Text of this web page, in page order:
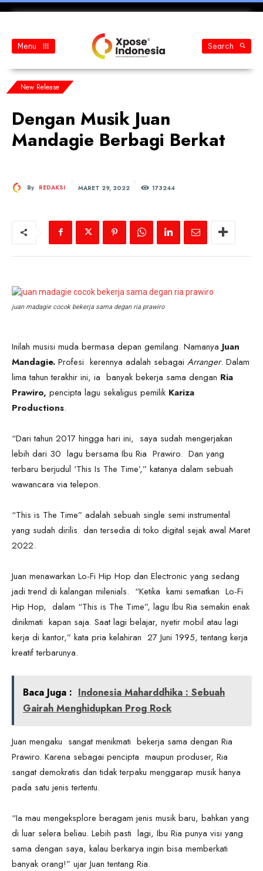
Menu Search
New Release
Dengan Musik Juan
Mandagie Berbagi Berkat
By REDAKSI MARET 29, 2022 173244
juan madagie cocok bekerja sama degan ria prawiro
Inilah musisi muda bermasa depan gemilang. Namanya Juan
Mandagie. Profesi kerennya adalah sebagai Arranger. Dalam
lima tahun terakhir ini, ia banyak bekerja sama dengan Ria
Prawiro, pencipta lagu sekaligus pemilik Kariza
Productions.
“Dari tahun 2017 hingga hari ini, saya sudah mengerjakan
lebih dari 30 lagu bersama Ibu Ria Prawiro. Dan yang
terbaru berjudul ‘This Is The Time’,” katanya dalam sebuah
wawancara via telepon.
“This is The Time” adalah sebuah single semi instrumental
yang sudah dirilis dan tersedia di toko digital sejak awal Maret
2022.
Juan menawarkan Lo-Fi Hip Hop dan Electronic yang sedang
jadi trend di kalangan milenials. “Ketika kami sematkan Lo-Fi
Hip Hop, dalam “This is The Time”, lagu Ibu Ria semakin enak
dinikmati kapan saja. Saat lagi belajar, nyetir mobil atau lagi
kerja di kantor,” kata pria kelahiran 27 Juni 1995, tentang kerja
kreatif terbarunya.
Baca Juga : Indonesia Maharddhika : Sebuah
Gairah Menghidupkan Prog Rock
Juan mengaku sangat menikmati bekerja sama dengan Ria
Prawiro. Karena sebagai pencipta maupun produser, Ria
sangat demokratis dan tidak terpaku menggarap musik hanya
pada satu jenis tertentu.
“Ia mau mengeksplore beragam jenis musik baru, bahkan yang
di luar selera beliau. Lebih pasti lagi, Ibu Ria punya visi yang
sama dengan saya, kalau berkarya ingin bisa memberkati
banyak orang!” ujar Juan tentang Ria.